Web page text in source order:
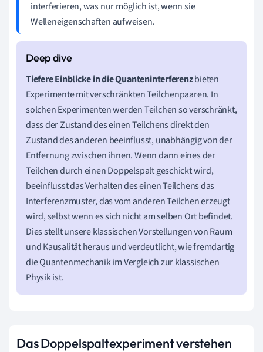
interferieren, was nur möglich ist, wenn sie
Welleneigenschaften aufweisen.
Tiefere Einblicke in die Quanteninterferenzbieten
Experimente mit verschränkten Teilchenpaaren. In
solchen Experimenten werden Teilchen so verschränkt,
dass der Zustand des einen Teilchens direkt den
Zustand des anderen beeinflusst, unabhängig von der
Entfernung zwischen ihnen. Wenn dann eines der
Teilchen durch einen Doppelspalt geschickt wird,
beeinflusst das Verhalten des einen Teilchens das
Interferenzmuster, das vom anderen Teilchen erzeugt
wird, selbst wenn es sich nicht am selben Ort befindet.
Dies stellt unsere klassischen Vorstellungen von Raum
und Kausalität heraus und verdeutlicht, wie fremdartig
die Quantenmechanik im Vergleich zur klassischen
Physik ist.
Das Doppelspaltexperiment verstehen